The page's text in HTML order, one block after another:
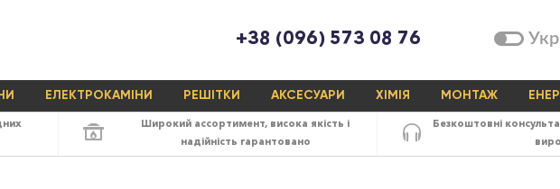
+38 (096) 573 08 76 Укр
ЕЛЕКТРОКАМІНИ РЕШІТКИ АКСЕСУАРИ ХІМІЯ МОНТАЖ
Широкий ассортимент, висока якість і
надійність гарантовано
Безкоштовні